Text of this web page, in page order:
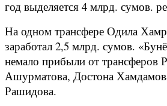
год выделяется 4 млрд. сумов.
На одном трансфере Одила
заработал 2,5 млрд. сумов.
немало прибыли от трансферов
Ашурматова, Достона
Рашидова.